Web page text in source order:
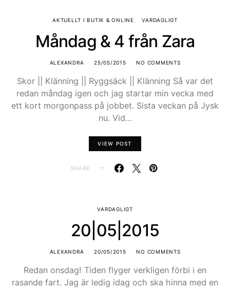
AKTUELLT I BUTIK & ONLINE VARDAGLIGT
Måndag & 4 från Zara
ALEXANDRA 25/05/2015 NO COMMENTS
Skor || Klänning || Ryggsäck || Klänning Så var det
redan måndag igen och jag startar min vecka med
ett kort morgonpass på jobbet. Sista veckan på Jysk
nu. Vid…
VIEW POST
SHARE
VARDAGLIGT
20|05|2015
ALEXANDRA 20/05/2015 NO COMMENTS
Redan onsdag! Tiden flyger verkligen förbi i en
rasande fart. Jag är ledig idag och ska hinna med en